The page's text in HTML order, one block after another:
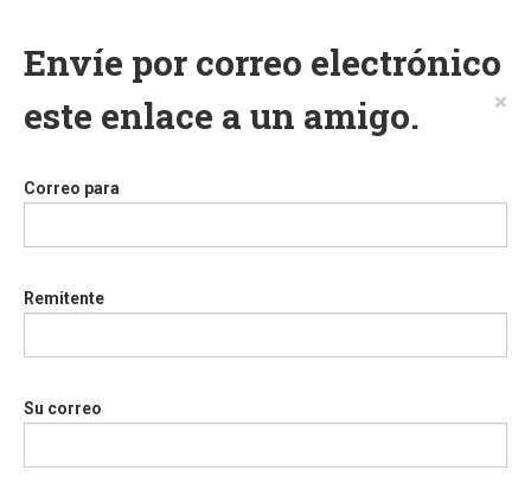
Envíe por correo electrónico
este enlace a un amigo.
×
Correo para
Remitente
Su correo